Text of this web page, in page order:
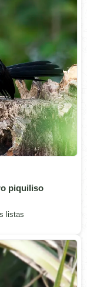
piquiliso
listas